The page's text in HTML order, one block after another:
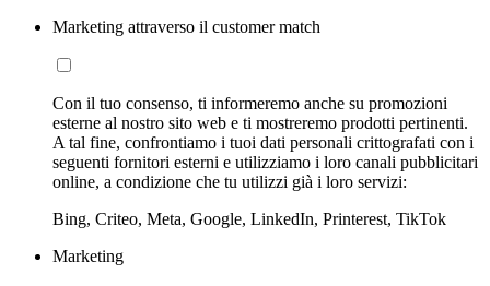
Marketing attraverso il customer match
Con il tuo consenso, ti informeremo anche su promozioni
esterne al nostro sito web e ti mostreremo prodotti pertinenti.
A tal fine, confrontiamo i tuoi dati personali crittografati con i
seguenti fornitori esterni e utilizziamo i loro canali pubblicitari
online, a condizione che tu utilizzi già i loro servizi:
Bing, Criteo, Meta, Google, LinkedIn, Printerest, TikTok
Marketing